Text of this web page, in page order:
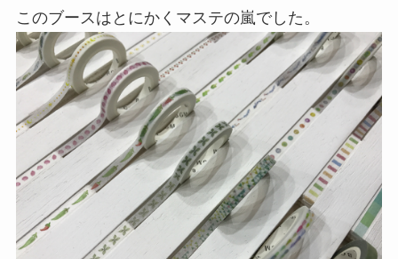
このブースはとにかくマステの嵐でした。